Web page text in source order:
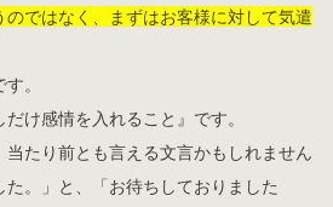
ではなく、まずはお客様に対して気遣
。
け感情を入れること』です。
たり前とも言える文言かもしれません
。」と、「お待ちしておりました